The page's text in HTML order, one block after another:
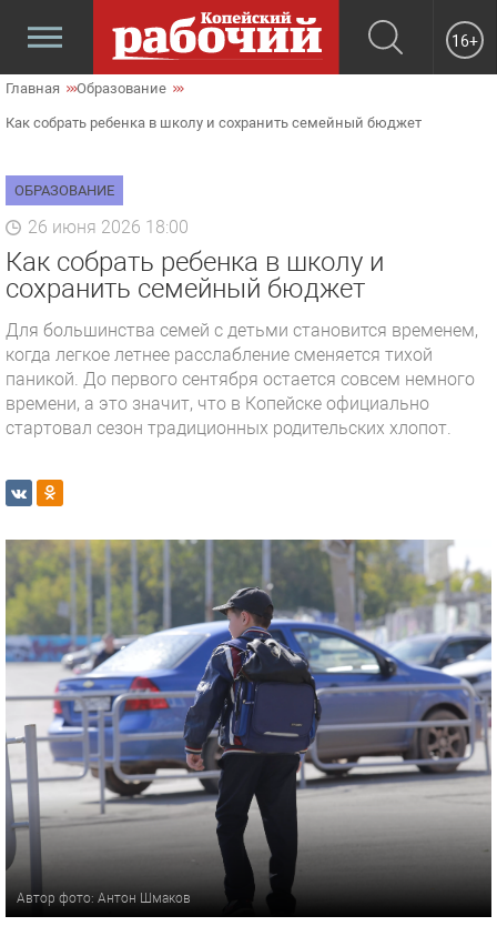
16+
Главная Образование
Как собрать ребенка в школу и сохранить семейный бюджет
ОБРАЗОВАНИЕ
26 июня 2026 18:00
Как собрать ребенка в школу и
сохранить семейный бюджет
Для большинства семей с детьми становится временем,
когда легкое летнее расслабление сменяется тихой
паникой. До первого сентября остается совсем немного
времени, а это значит, что в Копейске официально
стартовал сезон традиционных родительских хлопот.
Автор фото: Антон Шмаков